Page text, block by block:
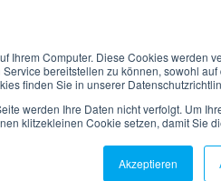
Ihrem Computer. Diese Cookies werden
bereitstellen zu können, sowohl
finden Sie in unserer
werden Ihre Daten nicht verfolgt. Um
klitzekleinen Cookie setzen, damit Sie
Akzeptieren